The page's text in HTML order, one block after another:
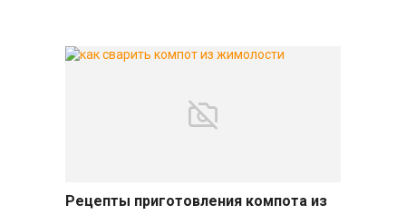
Рецепты приготовления компота из